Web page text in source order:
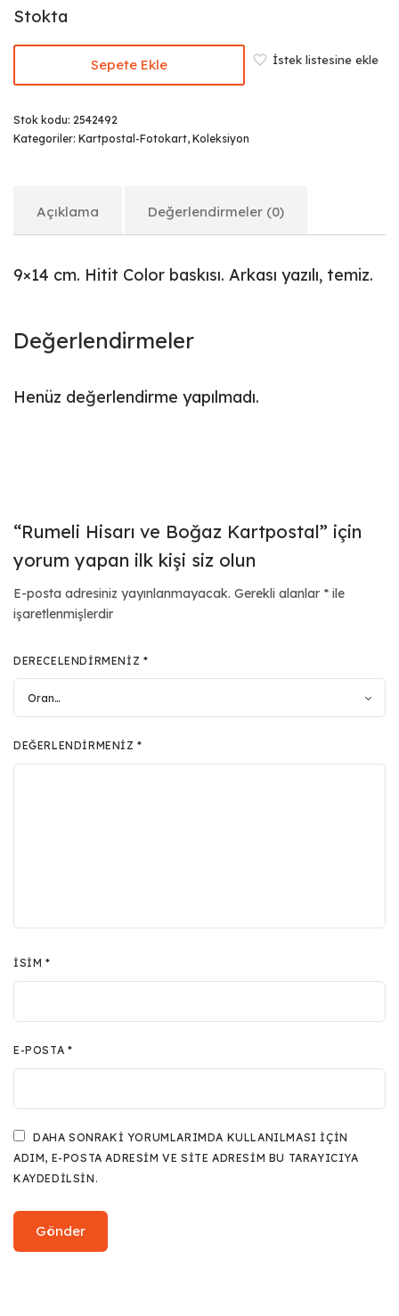
Stokta
Sepete Ekle İstek listesine ekle
Stok kodu: 2542492
Kategoriler: Kartpostal-Fotokart, Koleksiyon
Açıklama Değerlendirmeler (0)
9×14 cm. Hitit Color baskısı. Arkası yazılı, temiz.
Değerlendirmeler
Henüz değerlendirme yapılmadı.
“Rumeli Hisarı ve Boğaz Kartpostal” için
yorum yapan ilk kişi siz olun
E-posta adresiniz yayınlanmayacak. Gerekli alanlar * ile
işaretlenmişlerdir
DERECELENDIRMENIZ *
DEĞERLENDIRMENIZ*
İSIM*
E-POSTA *
DAHA SONRAKI YORUMLARIMDA KULLANILMASI IÇIN
ADIM, E-POSTA ADRESIM VE SITE ADRESIM BU TARAYICIYA
KAYDEDILSIN.